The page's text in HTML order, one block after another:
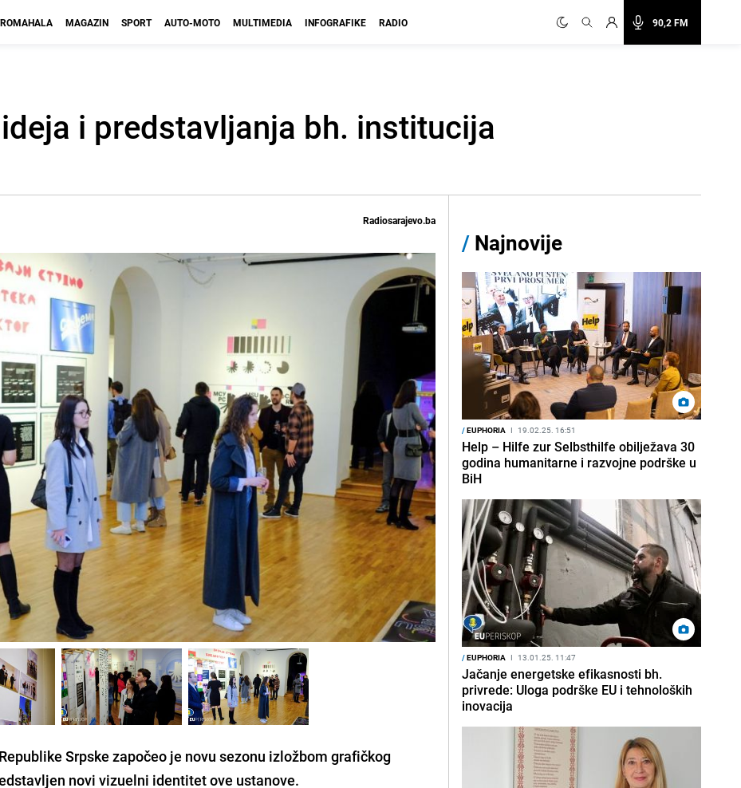
90,2 FM
MAGAZIN SPORT AUTO-MOTO MULTIMEDIA INFOGRAFIKE RADIO
i predstavljanja bh. institucija
Radiosarajevo.ba
Srpske započeo je novu sezonu izložbom grafičkog
novi vizuelni identitet ove ustanove.
/ Najnovije
/EUPHORIA I 19.02.25. 16:51
Help – Hilfe zur Selbsthilfe obilježava 30
godina humanitarne i razvojne podrške u
BiH
/EUPHORIA I 13.01.25. 11:47
Jačanje energetske efikasnosti bh.
privrede: Uloga podrške EU i tehnoloških
inovacija